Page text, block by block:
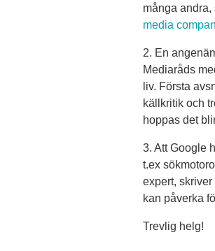
många andra,
media
2. En
Mediaråds
liv. Första
källkritik och
hoppas det
3. Att Google
t.ex
expert,
kan påverka
Trevlig helg!